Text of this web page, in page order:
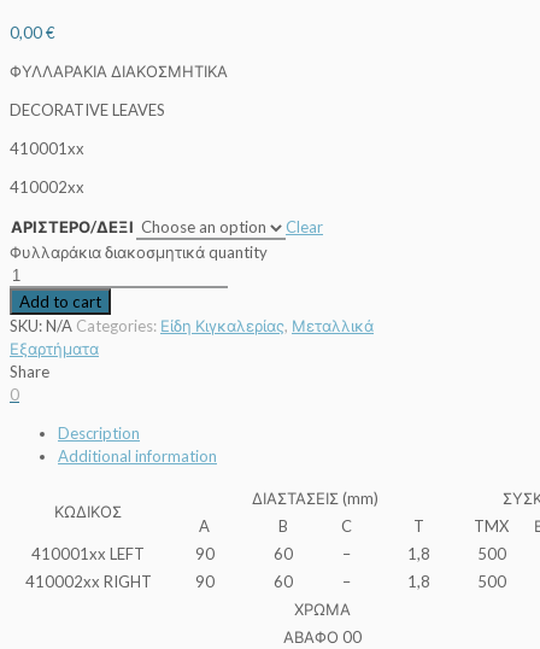
0,00€
ΦΥΛΛΑΡΑΚΙΑ ΔΙΑΚΟΣΜΗΤΙΚΑ
DECORATIVE LEAVES
410001xx
410002xx
ΑΡΙΣΤΕΡΟ/ΔΕΞΙ
Clear
Φυλλαράκια διακοσμητικά quantity
Add to cart
SKU:N/A Categories: Είδη Κιγκαλερίας, Μεταλλικά
Εξαρτήματα
Share
0
Description
Additional information
ΚΩΔΙΚΟΣ
ΔΙΑΣΤΑΣΕΙΣ (mm)
A
B C T TMX
410001xx LEFT
90 60 – 1,8
500
410002xx RIGHT
90 60 – 1,8
500
ΧΡΩΜΑ
ΑΒΑΦΟ 00